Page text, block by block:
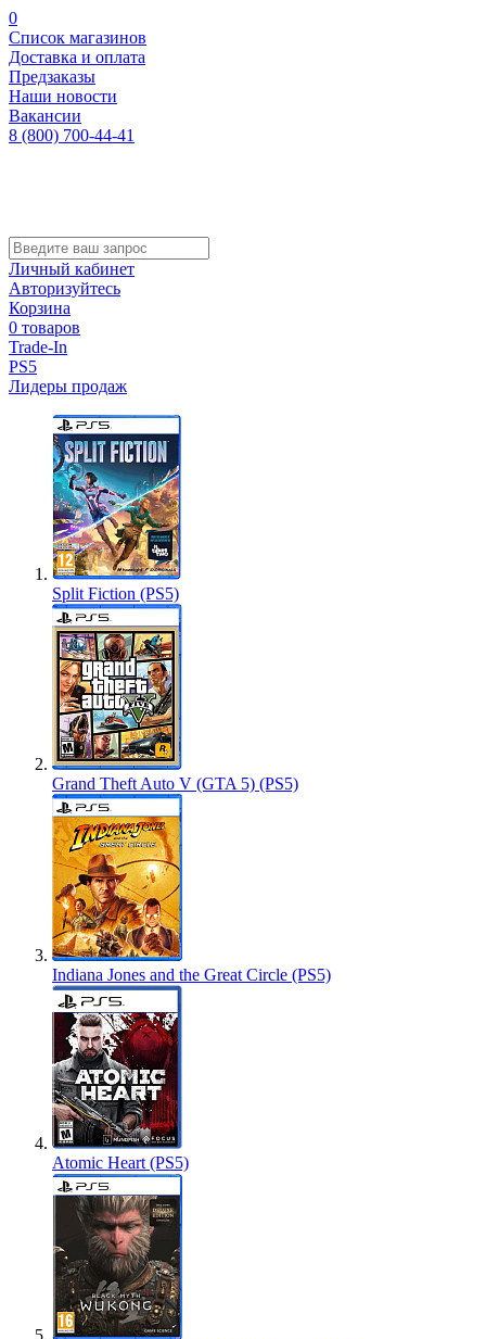
0
Список магазинов
Доставка и оплата
Предзаказы
Наши новости
Вакансии
8 (800) 700-44-41
Личный кабинет
Авторизуйтесь
Корзина
0 товаров
Trade-In
PS5
Лидеры продаж
Split Fiction (PS5)
Grand Theft Auto V (GTA 5) (PS5)
Indiana Jones and the Great Circle (PS5)
Atomic Heart (PS5)